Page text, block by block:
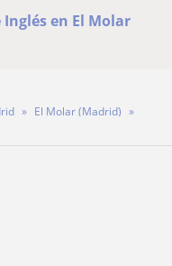
en El Molar
El Molar (Madrid)